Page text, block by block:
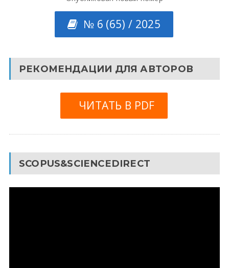
№ 6 (65) / 2025
РЕКОМЕНДАЦИИ ДЛЯ АВТОРОВ
ЧИТАТЬ В PDF
SCOPUS&SCIENCEDIRECT